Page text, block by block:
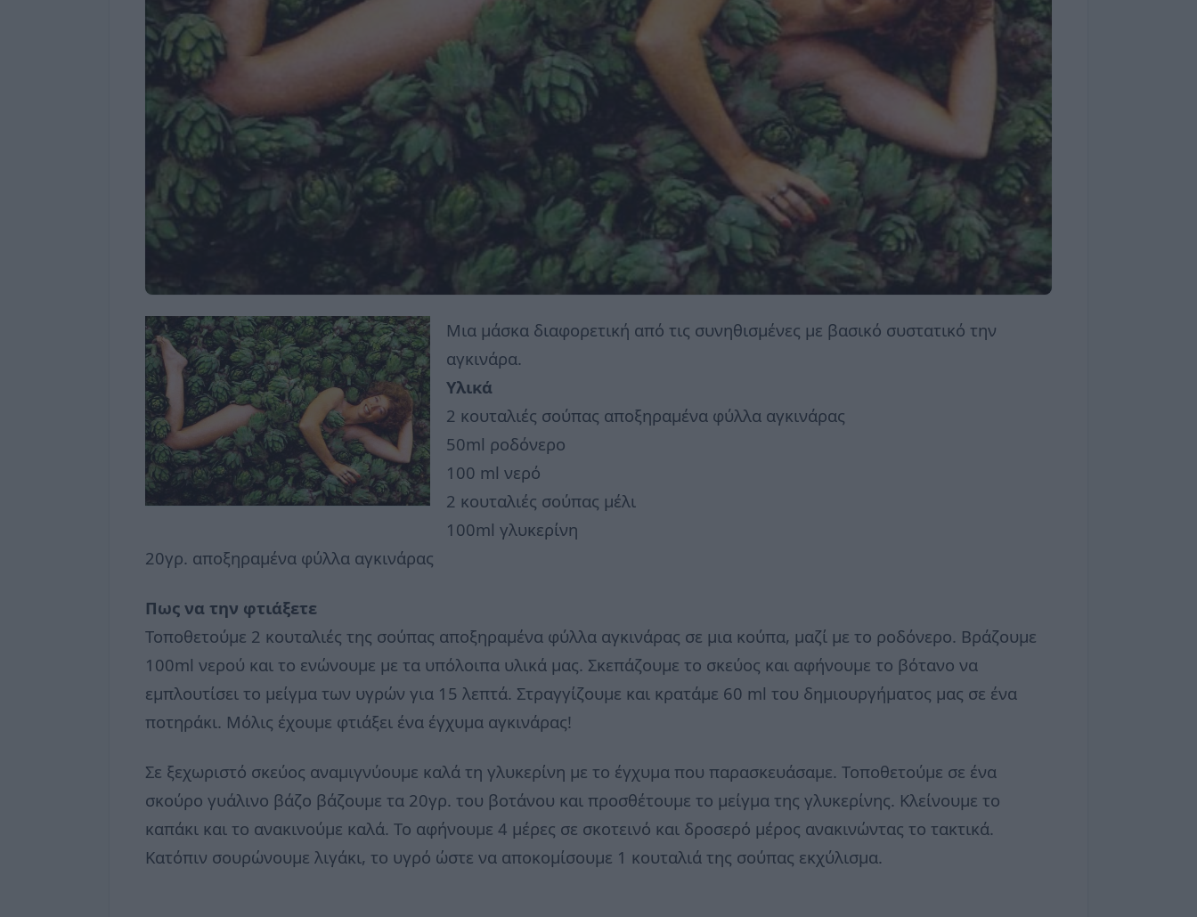
Μια μάσκα διαφορετική από τις συνηθισμένες με βασικό συστατικό την
αγκινάρα.
Υλικά
2 κουταλιές σούπας αποξηραμένα φύλλα αγκινάρας
50ml ροδόνερο
100 ml νερό
2 κουταλιές σούπας μέλι
100ml γλυκερίνη
20γρ. αποξηραμένα φύλλα αγκινάρας
Πως να την φτιάξετε
Τοποθετούμε 2 κουταλιές της σούπας αποξηραμένα φύλλα αγκινάρας σε μια κούπα, μαζί με το ροδόνερο. Βράζουμε
100ml νερού και το ενώνουμε με τα υπόλοιπα υλικά μας. Σκεπάζουμε το σκεύος και αφήνουμε το βότανο να
εμπλουτίσει το μείγμα των υγρών για 15 λεπτά. Στραγγίζουμε και κρατάμε 60 ml του δημιουργήματος μας σε ένα
ποτηράκι. Μόλις έχουμε φτιάξει ένα έγχυμα αγκινάρας!
Σε ξεχωριστό σκεύος αναμιγνύουμε καλά τη γλυκερίνη με το έγχυμα που παρασκευάσαμε. Τοποθετούμε σε ένα
σκούρο γυάλινο βάζο βάζουμε τα 20γρ. του βοτάνου και προσθέτουμε το μείγμα της γλυκερίνης. Κλείνουμε το
καπάκι και το ανακινούμε καλά. Το αφήνουμε 4 μέρες σε σκοτεινό και δροσερό μέρος ανακινώντας το τακτικά.
Κατόπιν σουρώνουμε λιγάκι, το υγρό ώστε να αποκομίσουμε 1 κουταλιά της σούπας εκχύλισμα.